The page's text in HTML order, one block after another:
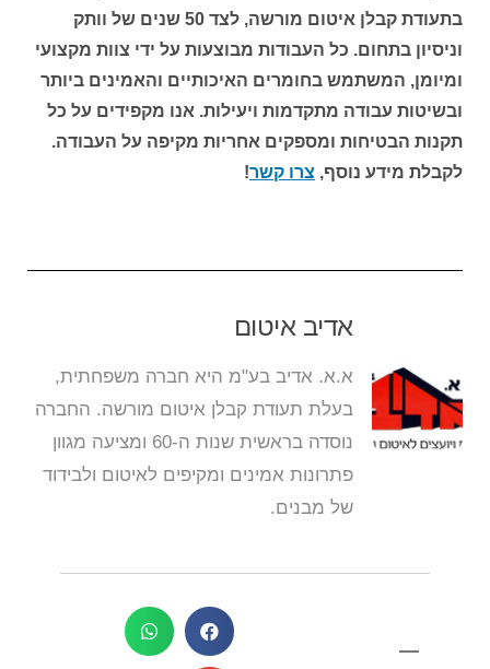
בתעודת קבלן איטום מורשה, לצד 50 שנים של וותק
וניסיון בתחום. כל העבודות מבוצעות על ידי צוות מקצועי
ומיומן, המשתמש בחומרים האיכותיים והאמינים ביותר
ובשיטות עבודה מתקדמות ויעילות. אנו מקפידים על כל
תקנות הבטיחות ומספקים אחריות מקיפה על העבודה.
לקבלת מידע נוסף, צרו קשר!
אדיב איטום
א.א. אדיב בע"מ היא חברה משפחתית,
בעלת תעודת קבלן איטום מורשה. החברה
נוסדה בראשית שנות ה-60 ומציעה מגוון
פתרונות אמינים ומקיפים לאיטום ולבידוד
של מבנים.